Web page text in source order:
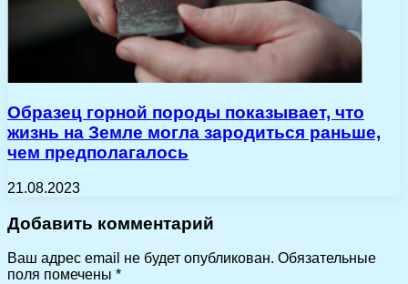
Образец горной породы показывает, что
жизнь на Земле могла зародиться раньше,
чем предполагалось
21.08.2023
Добавить комментарий
Ваш адрес email не будет опубликован. Обязательные
поля помечены *